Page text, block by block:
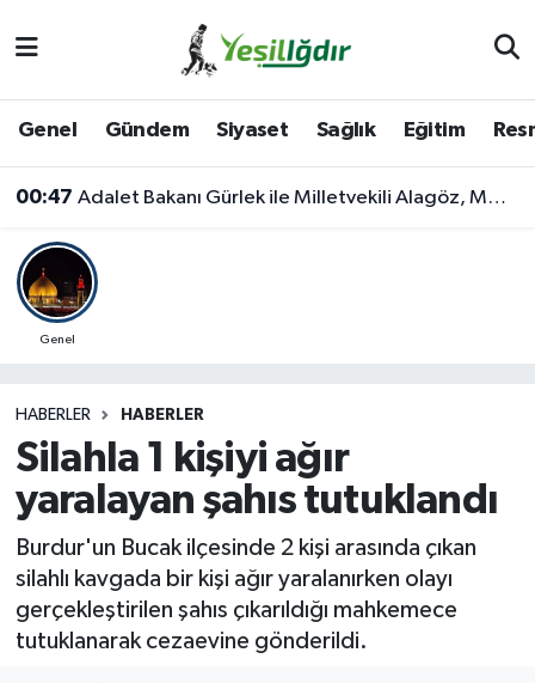
Genel Gündem Siyaset Sağlık Eğitim
00:47 Adalet Bakanı Gürlek ile Milletvekili Alagöz, MHP İl Başkanlığını Ziyaret Etti
Genel
HABERLER HABERLER
Silahla 1 kişiyi ağır
yaralayan şahıs tutuklandı
Burdur'un Bucak ilçesinde 2 kişi arasında çıkan
silahlı kavgada bir kişi ağır yaralanırken olayı
gerçekleştirilen şahıs çıkarıldığı mahkemece
tutuklanarak cezaevine gönderildi.
Iğdır Trafik Yoğunluk Haritası
Süper Lig Puan Durumu ve Fikstür
Son Dakika Haberleri
Haber Arşivi